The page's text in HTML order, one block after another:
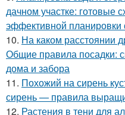
дачном участке: готовые
эффективной планировки
10. На каком расстоянии
Общие правила посадки:
дома и забора
11. Похожий на сирень
сирень — правила
12. Растения в тени для